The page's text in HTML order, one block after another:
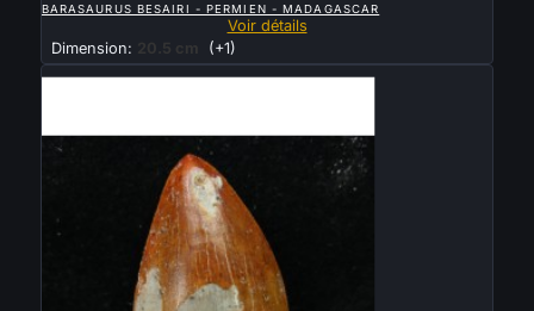
BARASAURUS BESAIRI - PERMIEN - MADAGASCAR
Voir détails
Dimension:
20.5 cm (+1)